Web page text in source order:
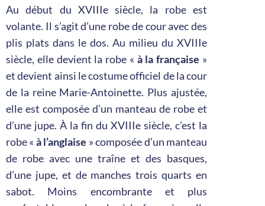
Au début du XVIIIe siècle, la robe est
volante. Il s’agit d’une robe de cour avec des
plis plats dans le dos. Au milieu du XVIIIe
siècle, elle devient la robe « à la française »
et devient ainsi le costume officiel de la cour
de la reine Marie-Antoinette. Plus ajustée,
elle est composée d’un manteau de robe et
d’une jupe. À la fin du XVIIIe siècle, c’est la
robe « à l’anglaise » composée d’un manteau
de robe avec une traîne et des basques,
d’une jupe, et de manches trois quarts en
sabot. Moins encombrante et plus